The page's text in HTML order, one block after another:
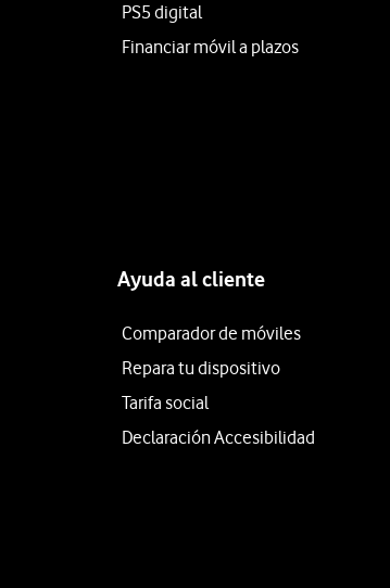
PS5 digital
Financiar móvil a plazos
Ayuda al cliente
Comparador de móviles
Repara tu dispositivo
Tarifa social
Declaración Accesibilidad